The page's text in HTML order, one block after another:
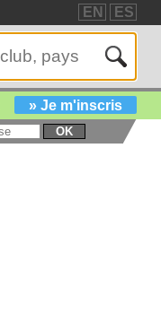
EN ES
» Je m'inscris
OK